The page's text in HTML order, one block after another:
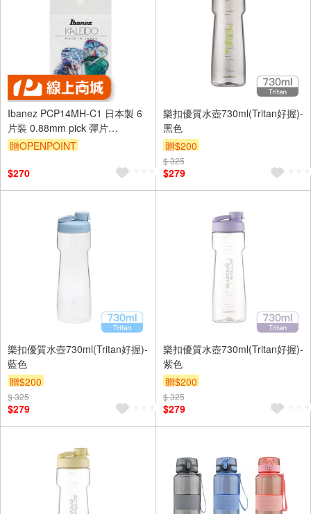
Ibanez PCP14MH-C1 日本製 6
片裝 0.88mm pick 彈片
KALEIDO系列精選【敦煌樂器】
贈OPENPOINT
$270
樂扣優質水壺730ml(Tritan好握)-
黑色
贈$200
$ 325
$279
樂扣優質水壺730ml(Tritan好握)-
藍色
贈$200
$ 325
$279
樂扣優質水壺730ml(Tritan好握)-
紫色
贈$200
$ 325
$279